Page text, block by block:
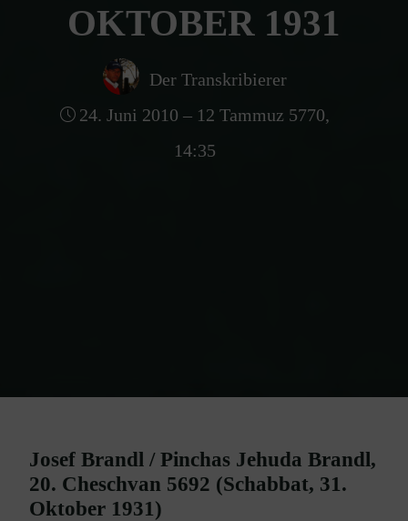
OKTOBER 1931
Der Transkribierer
24. Juni 2010 – 12 Tammuz 5770,
14:35
Josef Brandl / Pinchas Jehuda Brandl,
20. Cheschvan 5692 (Schabbat, 31.
Oktober 1931)